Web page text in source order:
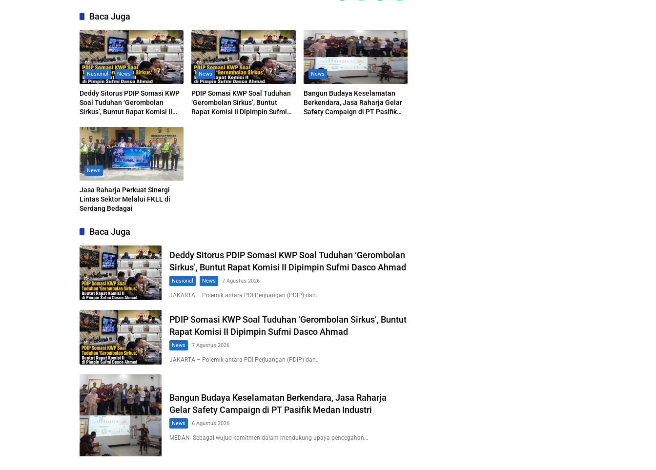
Baca Juga
Nasional News
Deddy Sitorus PDIP Somasi KWP
Soal Tuduhan ‘Gerombolan
Sirkus’, Buntut Rapat Komisi II
News
PDIP Somasi KWP Soal Tuduhan
‘Gerombolan Sirkus’, Buntut
Rapat Komisi II Dipimpin Sufmi
News
Bangun Budaya Keselamatan
Berkendara, Jasa Raharja Gelar
Safety Campaign di PT Pasifik
News
Jasa Raharja Perkuat Sinergi
Lintas Sektor Melalui FKLL di
Serdang Bedagai
Baca Juga
Deddy Sitorus PDIP Somasi KWP Soal Tuduhan ‘Gerombolan
Sirkus’, Buntut Rapat Komisi II Dipimpin Sufmi Dasco Ahmad
Nasional News 7 Agustus 2026
JAKARTA – Polemik antara PDI Perjuangan (PDIP) dan…
PDIP Somasi KWP Soal Tuduhan ‘Gerombolan Sirkus’, Buntut
Rapat Komisi II Dipimpin Sufmi Dasco Ahmad
News 7 Agustus 2026
JAKARTA – Polemik antara PDI Perjuangan (PDIP) dan…
Bangun Budaya Keselamatan Berkendara, Jasa Raharja
Gelar Safety Campaign di PT Pasifik Medan Industri
News 6 Agustus 2026
MEDAN -Sebagai wujud komitmen dalam mendukung upaya pencegahan…